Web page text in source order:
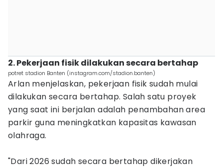
2. Pekerjaan fisik dilakukan secara bertahap
potret stadion Banten (instagram.com/stadion.banten)
Arlan menjelaskan, pekerjaan fisik sudah mulai
dilakukan secara bertahap. Salah satu proyek
yang saat ini berjalan adalah penambahan area
parkir guna meningkatkan kapasitas kawasan
olahraga.
"Dari 2026 sudah secara bertahap dikerjakan